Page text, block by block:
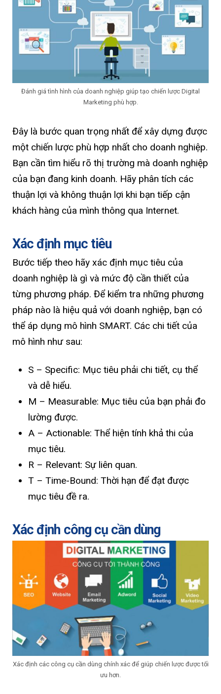
Đánh giá tình hình của doanh nghiệp giúp tạo chiến lược Digital
Marketing phù hợp.
Đây là bước quan trọng nhất để xây dựng được
một chiến lược phù hợp nhất cho doanh nghiệp.
Bạn cần tìm hiểu rõ thị trường mà doanh nghiệp
của bạn đang kinh doanh. Hãy phân tích các
thuận lợi và không thuận lợi khi bạn tiếp cận
khách hàng của mình thông qua Internet.
Xác định mục tiêu
Bước tiếp theo hãy xác định mục tiêu của
doanh nghiệp là gì và mức độ cần thiết của
từng phương pháp. Để kiểm tra những phương
pháp nào là hiệu quả với doanh nghiệp, bạn có
thể áp dụng mô hình SMART. Các chi tiết của
mô hình như sau:
S – Specific: Mục tiêu phải chi tiết, cụ thể
và dễ hiểu.
M – Measurable: Mục tiêu của bạn phải đo
lường được.
A – Actionable: Thể hiện tính khả thi của
mục tiêu.
R – Relevant: Sự liên quan.
T – Time-Bound: Thời hạn để đạt được
mục tiêu đề ra.
Xác định công cụ cần dùng
Xác định các công cụ cần dùng chính xác để giúp chiến lược được tối
ưu hơn.